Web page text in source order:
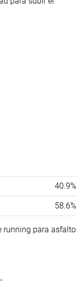
40.9%
58.6%
running para asfalto